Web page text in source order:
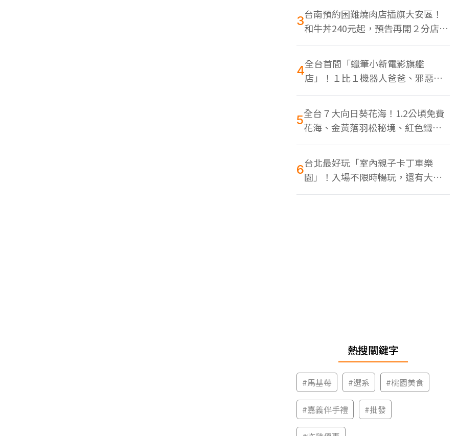
3台南預約困難燒肉店插旗大安區！
和牛丼240元起，預告再開２分店、
地點曝光
4全台首間「蠟筆小新電影旗艦
店」！１比１機器人爸爸、邪惡正
男，百款周邊買翻
5全台７大向日葵花海！1.2公頃免費
花海、金黃落羽松秘境、紅色鐵橋
同框
6台北最好玩「室內親子卡丁車樂
園」！入場不限時暢玩，還有大螢
幕Switch遊戲區
熱搜關鍵字
#馬基莓 #選系 #桃園美食
#嘉義伴手禮 #批發